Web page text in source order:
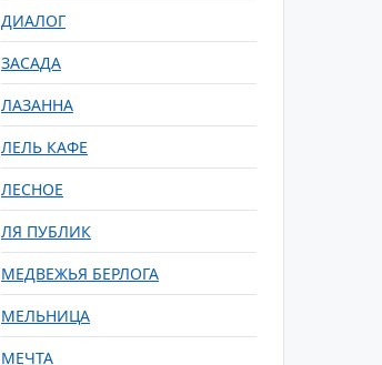
ДИАЛОГ
ЗАСАДА
ЛАЗАННА
ЛЕЛЬ КАФЕ
ЛЕСНОЕ
ЛЯ ПУБЛИК
МЕДВЕЖЬЯ БЕРЛОГА
МЕЛЬНИЦА
МЕЧТА